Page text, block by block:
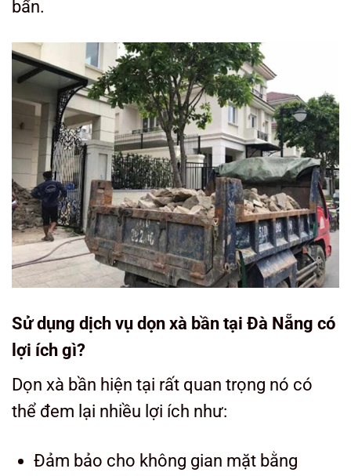
bẩn.
Sử dụng dịch vụ dọn xà bần tại Đà Nẵng có
lợi ích gì?
Dọn xà bần hiện tại rất quan trọng nó có
thể đem lại nhiều lợi ích như:
Đảm bảo cho không gian mặt bằng